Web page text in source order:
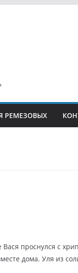
РЕМЕЗОВЫХ
проснулся с
дома. Уля из